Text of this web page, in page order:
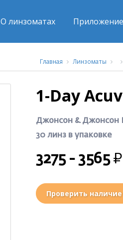
О линзоматах Приложение
Главная Линзоматы
1-Day
Джонсон & Джонсон
30 линз в упаковке
3275- 3565 Р
Проверить наличие